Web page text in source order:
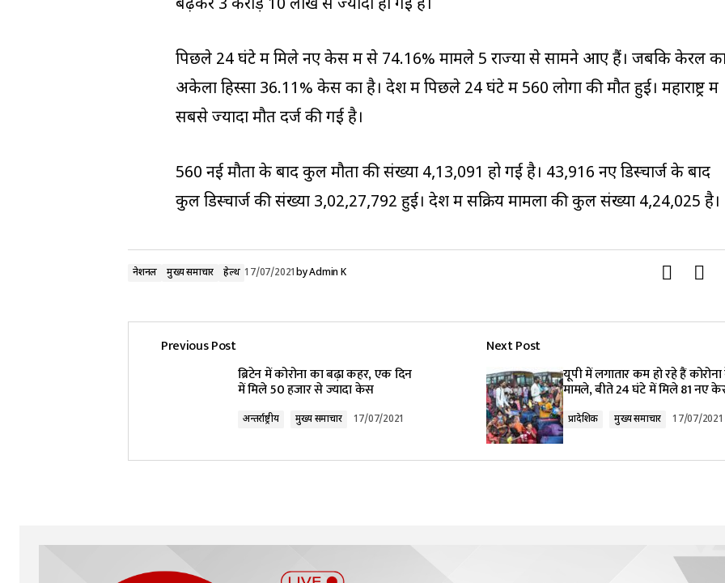
बढ़कर 3 करोड़ 10 लाख से ज्यादा हो गई है।
पिछले 24 घंटे में मिले नए केस में से 74.16% मामले 5 राज्यों से सामने आए हैं। जबकि केरल
अकेला हिस्सा 36.11% केस का है। देश में पिछले 24 घंटे में 560 लोगों की मौत हुई। महाराष्ट्र में
सबसे ज्यादा मौतें दर्ज की गई है।
560 नई मौतों के बाद कुल मौतों की संख्या 4,13,091 हो गई है। 43,916 नए डिस्चार्ज के बाद
कुल डिस्चार्ज की संख्या 3,02,27,792 हुई। देश में सक्रिय मामलों की कुल संख्या 4,24,025 है।
नेशनल मुख्य समाचार हेल्थ 17/07/2021byAdmin K
Previous Post
ब्रिटेन में कोरोना का बढ़ा कहर, एक दिन
में मिले 50 हजार से ज्यादा केस
अन्तर्राष्ट्रीय मुख्य समाचार 17/07/2021
Next Post
यूपी में लगातार कम हो रहे हैं
मामले, बीते 24 घंटे में मिले 81 नए
प्रादेशिक मुख्य समाचार 17/07/2021